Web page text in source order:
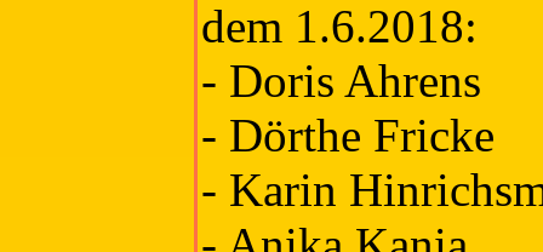
dem 1.6.2018:
- Doris Ahrens
- Dörthe Fricke
- Karin